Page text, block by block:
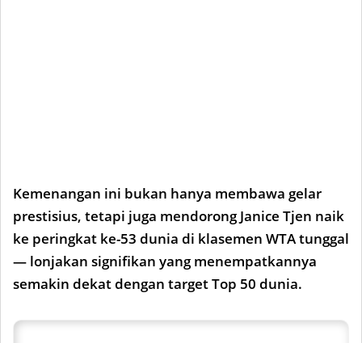
Kemenangan ini bukan hanya membawa gelar
prestisius, tetapi juga mendorong Janice Tjen naik
ke peringkat ke-53 dunia di klasemen WTA tunggal
— lonjakan signifikan yang menempatkannya
semakin dekat dengan target Top 50 dunia.